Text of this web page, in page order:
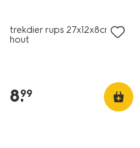
trekdier rups 27x12x8cm
hout
8.
99